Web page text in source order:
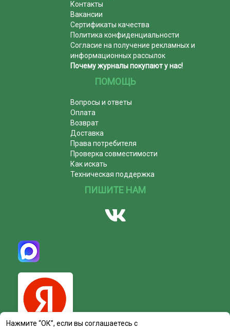
Контакты
Вакансии
Сертификаты качества
Политика конфиденциальности
Согласие на получение рекламных и
информационных рассылок
Почему журналы покупают у нас!
ПОМОЩЬ
Вопросы и ответы
Оплата
Возврат
Доставка
Права потребителя
Проверка совместимости
Как искать
Техническая поддержка
ПИШИТЕ НАМ
Нажмите “ОК”, если вы соглашаетесь с